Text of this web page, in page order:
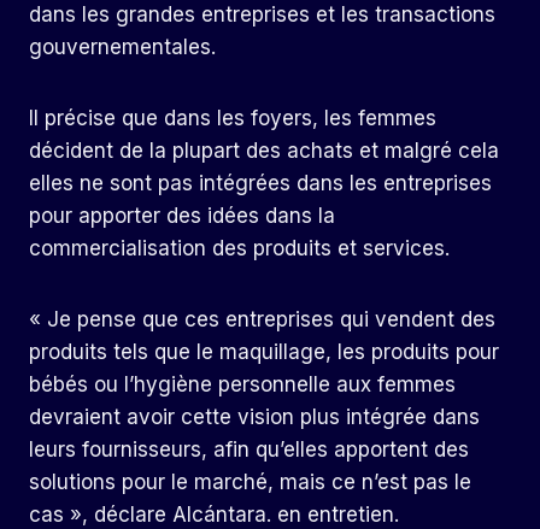
dans les grandes entreprises et les transactions
gouvernementales.
Il précise que dans les foyers, les femmes
décident de la plupart des achats et malgré cela
elles ne sont pas intégrées dans les entreprises
pour apporter des idées dans la
commercialisation des produits et services.
« Je pense que ces entreprises qui vendent des
produits tels que le maquillage, les produits pour
bébés ou l’hygiène personnelle aux femmes
devraient avoir cette vision plus intégrée dans
leurs fournisseurs, afin qu’elles apportent des
solutions pour le marché, mais ce n’est pas le
cas », déclare Alcántara. en entretien.